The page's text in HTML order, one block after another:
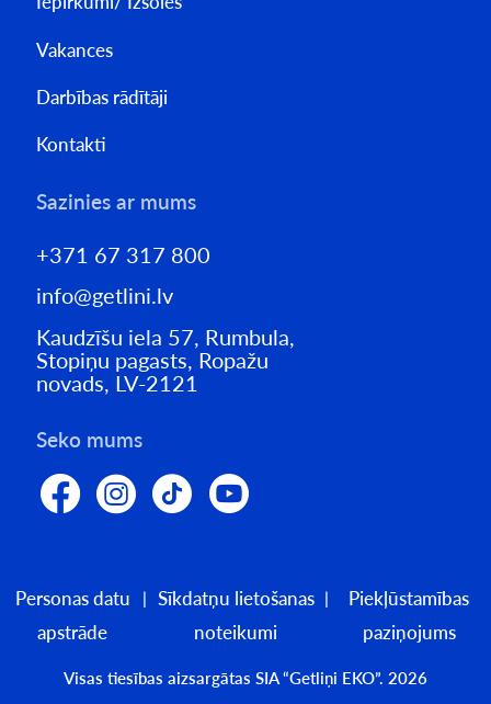
Vakances
Darbības rādītāji
Kontakti
Sazinies ar mums
+371 67 317 800
info@getlini.lv
Kaudzīšu iela 57, Rumbula,
Stopiņu pagasts, Ropažu
novads, LV-2121
Seko mums
Personas datu
apstrāde
Sīkdatņu lietošanas
noteikumi
Piekļūstamības
paziņojums
Visas tiesības aizsargātas SIA “Getliņi EKO”. 2026